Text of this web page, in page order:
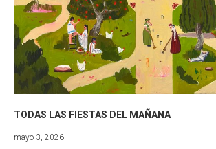
TODAS LAS FIESTAS DEL MAÑANA
mayo 3, 2026mayo